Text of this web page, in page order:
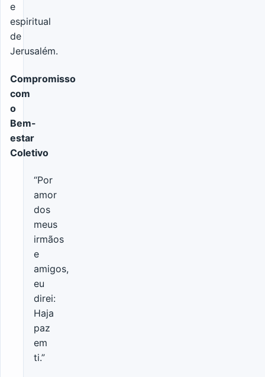
e
espiritual
de
Jerusalém.
Compromisso
com
o
Bem-
estar
Coletivo
“Por
amor
dos
meus
irmãos
e
amigos,
eu
direi:
Haja
paz
em
ti.”